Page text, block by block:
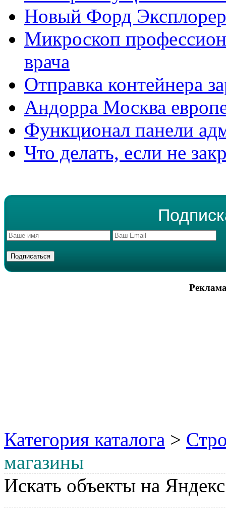
Новый Форд
Микроскоп
врача
Отправка контейнера
Андорра Москва
Функционал панели
Что делать, если не
Категория каталога >
магазины
Искать объекты на